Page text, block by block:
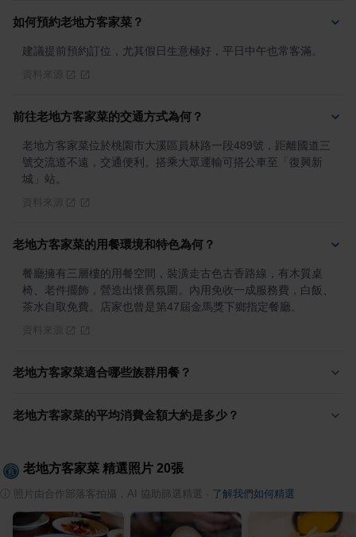
如何預約老地方客家菜？
建議提前預約訂位，尤其假日生意極好，平日中午也常客滿。
前往老地方客家菜的交通方式為何？
老地方客家菜位於桃園市大溪區員林路一段489號，距離國道三
號交流道不遠，交通便利。搭乘大眾運輸可搭公車至「復興新
城」站。
老地方客家菜的用餐環境和特色為何？
餐廳擁有三層樓的用餐空間，裝潢走古色古香路線，有木質桌
椅、老件擺飾，營造出懷舊氛圍。內用免收一成服務費，白飯、
茶水自取免費。店家也曾是第47屆金馬獎下鄉指定餐廳。
老地方客家菜適合哪些族群用餐？
老地方客家菜的平均消費金額大約是多少？
老地方客家菜 精選照片 20張
照片由合作部落客拍攝，AI 協助篩選精選 了解我們如何精選